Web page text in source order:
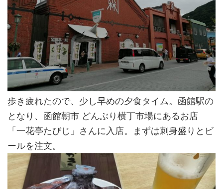
歩き疲れたので、少し早めの夕食タイム。函館駅の
となり、函館朝市 どんぶり横丁市場にあるお店
「一花亭たびじ」さんに入店。まずは刺身盛りとビ
ールを注文。